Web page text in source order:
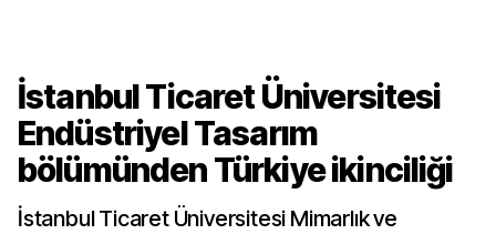
İstanbul Ticaret Üniversitesi
Endüstriyel Tasarım
bölümünden Türkiye ikinciliği
İstanbul Ticaret Üniversitesi Mimarlık ve